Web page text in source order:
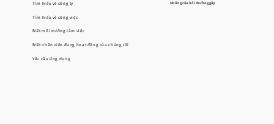
Tìm hiểu về công ty
Tìm hiểu về công việc
Biết môi trường làm việc
Biết nhân viên đang hoạt động của chúng tôi
Yêu cầu ứng dụng
Những câu hỏi thường gặp